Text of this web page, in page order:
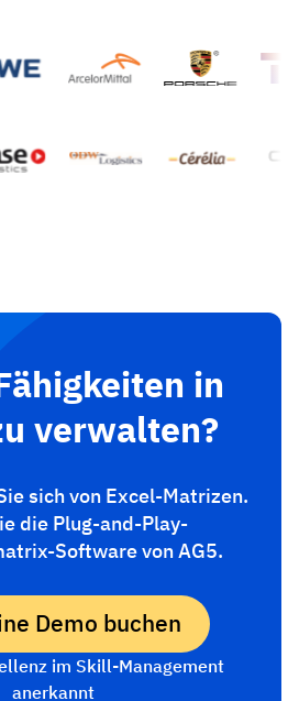
in
verwalten?
sich von Excel-Matrizen.
die Plug-and-Play-
Software von AG5.
Demo buchen
im Skill-Management
anerkannt